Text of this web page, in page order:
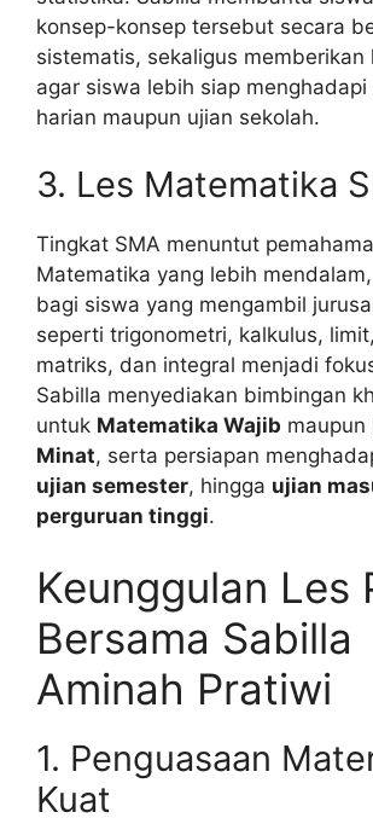
konsep-konsep tersebut secara
sistematis, sekaligus memberikan
agar siswa lebih siap menghadapi
harian maupun ujian sekolah.
3. Les Matematika
Tingkat SMA menuntut
Matematika yang lebih
bagi siswa yang mengambil
seperti trigonometri, kalkulus,
matriks, dan integral menjadi
Sabilla menyediakan bimbingan
untuk Matematika Wajib maupun
Minat, serta persiapan
ujian semester, hingga ujian
perguruan tinggi.
Keunggulan Les
Bersama Sabilla
Aminah Pratiwi
1. Penguasaan
Kuat